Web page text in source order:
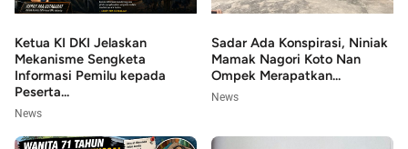
Ketua KI DKI Jelaskan
Mekanisme Sengketa
Informasi Pemilu kepada
Peserta...
News
Sadar Ada Konspirasi, Niniak
Mamak Nagori Koto Nan
Ompek Merapatkan...
News